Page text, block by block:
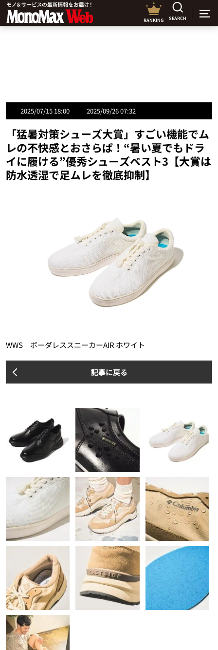
RANKING SEARCH
2025/07/15 18:00 2025/09/26 07:32
「猛暑対策シューズ大賞」すごい機能でム
レの不快感とおさらば！“暑い夏でもドラ
イに履ける”優秀シューズベスト3【大賞は
防水透湿で足ムレを徹底抑制】
WWS ボーダレススニーカーAIR ホワイト
記事に戻る